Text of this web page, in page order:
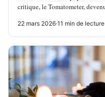
critique, le Tomatometer,
22 mars 2026·11 min de lecture